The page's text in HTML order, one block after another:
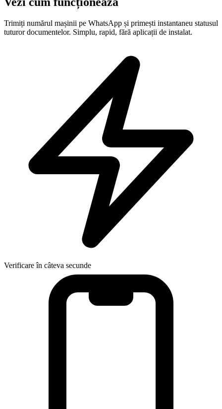
Trimiți numărul mașinii pe WhatsApp și primești instantaneu statusul
tuturor documentelor. Simplu, rapid, fără aplicații de instalat.
Verificare în câteva secunde